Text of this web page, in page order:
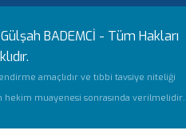
BADEMCİ - Tüm Hakları
amaçlıdır ve tıbbi tavsiye niteliği
hekim muayenesi sonrasında verilmelidir.